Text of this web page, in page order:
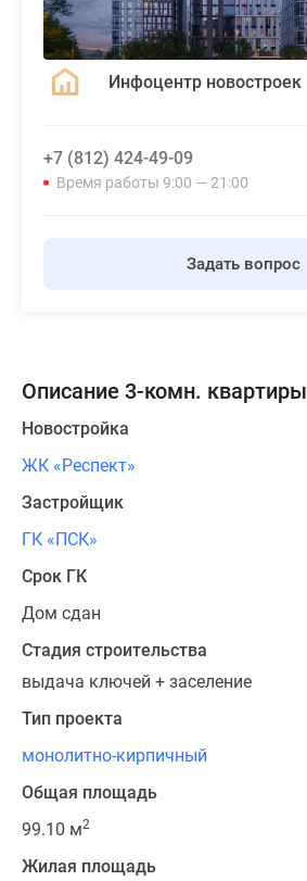
Инфоцентр новостроек
+7 (812) 424-49-09
Время работы 9:00 — 21:00
Задать вопрос
Описание 3-комн. квартиры
Новостройка
ЖК «Респект»
Застройщик
ГК «ПСК»
Срок ГК
Дом сдан
Стадия строительства
выдача ключей + заселение
Тип проекта
монолитно-кирпичный
Общая площадь
99.10 м2
Жилая площадь